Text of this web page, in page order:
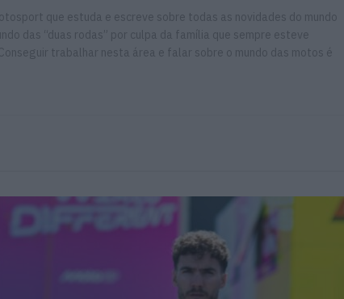
que estuda e escreve sobre todas as novidades do mundo
das “duas rodas” por culpa da família que sempre esteve
trabalhar nesta área e falar sobre o mundo das motos é